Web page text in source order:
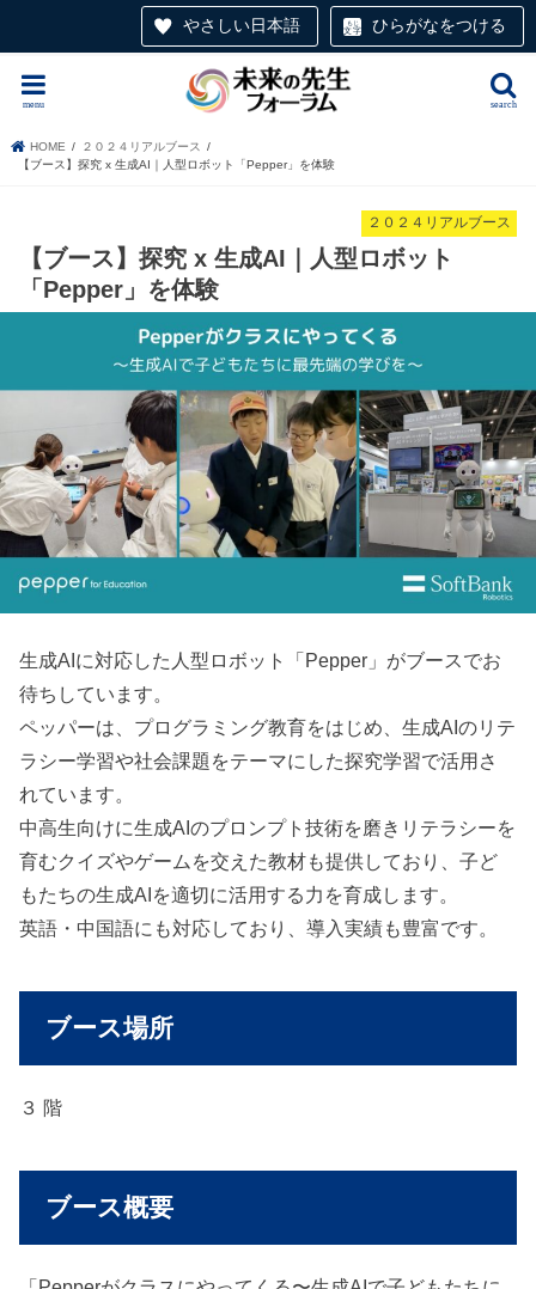
やさしい日本語 ひらがなをつける
search
menu
HOME
２０２４リアルブース
【ブース】探究 x 生成AI｜人型ロボット「Pepper」を体験
２０２４リアルブース
【ブース】探究 x 生成AI｜人型ロボット
「Pepper」を体験
生成AIに対応した人型ロボット「Pepper」がブースでお
待ちしています。
ペッパーは、プログラミング教育をはじめ、生成AIのリテ
ラシー学習や社会課題をテーマにした探究学習で活用さ
れています。
中高生向けに生成AIのプロンプト技術を磨きリテラシーを
育むクイズやゲームを交えた教材も提供しており、子ど
もたちの生成AIを適切に活用する力を育成します。
英語・中国語にも対応しており、導入実績も豊富です。
ブース場所
３ 階
ブース概要